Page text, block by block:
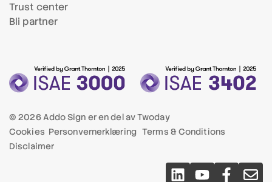
Trust center
Bli partner
© 2026 Addo Sign er en del avTwoday
Cookies Personvernerklæring Terms & Conditions
Disclaimer